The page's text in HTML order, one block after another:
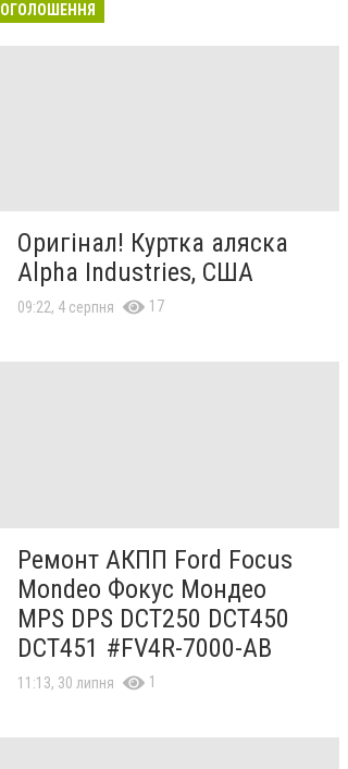
ОГОЛОШЕННЯ
Оригінал! Куртка аляска
Alpha Industries, США
09:22, 4 серпня 17
Ремонт АКПП Ford Focus
Mondeo Фокус Мондео
MPS DPS DCT250 DCT450
DCT451 #FV4R-7000-AB
11:13, 30 липня 1